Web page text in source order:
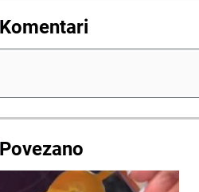
Komentari
Povezano